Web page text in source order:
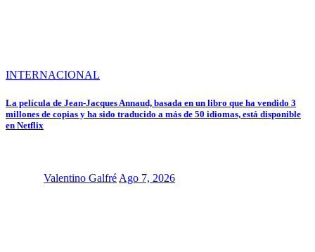
INTERNACIONAL
La película de Jean-Jacques Annaud, basada en un libro que ha vendido 3
millones de copias y ha sido traducido a más de 50 idiomas, está disponible
en Netflix
Valentino Galfré Ago 7, 2026